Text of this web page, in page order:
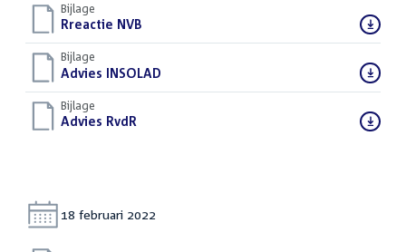
Bijlage
Download
bestand:
Rreactie NVB(PDF)
Bijlage
Download
bestand:
Advies INSOLAD
Bijlage
Download
Advies RvdR
Datum:
18 februari 2022